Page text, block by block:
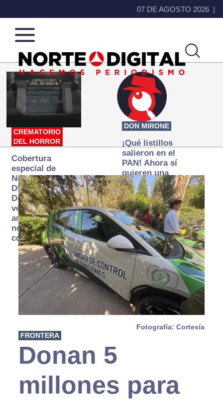
07 DE AGOSTO 2026
Norte
de
Ciudad
Más
que
noticias,
hacemos periodismo
CREMATORIO
DEL HORROR
Cobertura
especial de
Norte
Digital:
Donde la
verdad
arde… pero
no se
consume
DON MIRONE
¡Qué listillos
salieron en el
PAN! Ahora sí
quieren una
Fiscalía
autónoma… y
transexenal
Fotografía: Cortesía
FRONTERA
Donan 5
millones para